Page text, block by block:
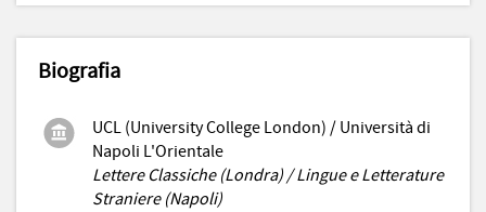
Biografia
UCL (University College London) / Università di
Napoli L'Orientale
Lettere Classiche (Londra) / Lingue e Letterature
Straniere (Napoli)